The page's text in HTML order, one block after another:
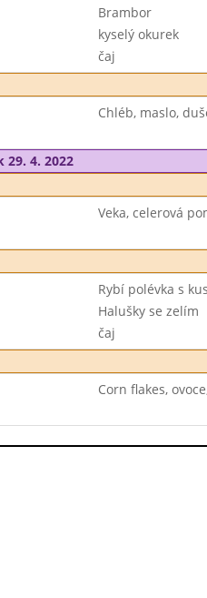
Brambor
kyselý okurek
čaj
Chléb, maslo,
29. 4. 2022
Veka, celerová
Rybí polévka s
Halušky se zelím
čaj
Corn flakes,